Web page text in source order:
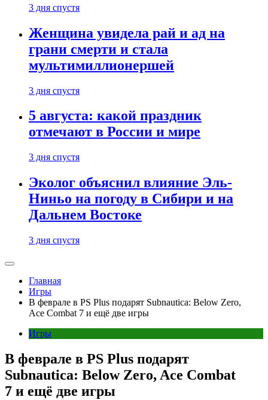
3 дня спустя
Женщина увидела рай и ад на
грани смерти и стала
мультимиллионершей
3 дня спустя
5 августа: какой праздник
отмечают в России и мире
3 дня спустя
Эколог объяснил влияние Эль-
Ниньо на погоду в Сибири и на
Дальнем Востоке
3 дня спустя
Главная
Игры
В феврале в PS Plus подарят Subnautica: Below Zero,
Ace Combat 7 и ещё две игры
Игры
В феврале в PS Plus подарят
Subnautica: Below Zero, Ace Combat
7 и ещё две игры